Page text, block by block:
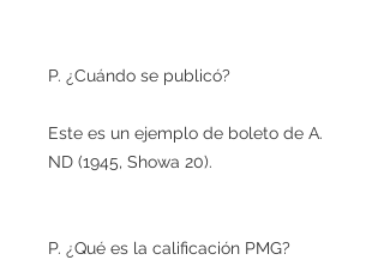
P. ¿Cuándo se publicó?
Este es un ejemplo de boleto de A.
ND (1945, Showa 20).
P. ¿Qué es la calificación PMG?